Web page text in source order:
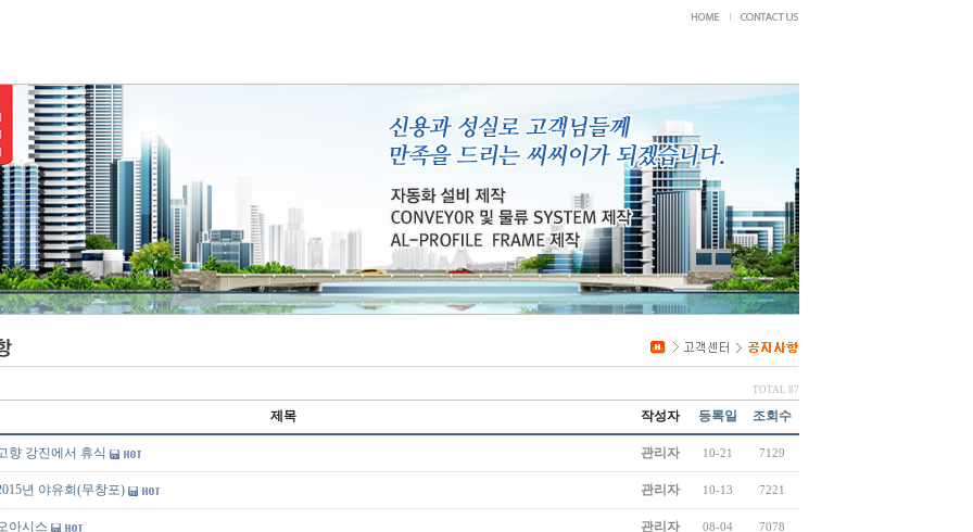
TOTAL 87
제목 작성자 등록일 조회수
향 강진에서 휴식 관리자 10-21 7129
년 야유회(무창포) 관리자 10-13 7221
아시스 관리자 08-04 7078